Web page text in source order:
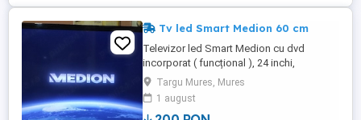
Tv led Smart Medion 60 cm
Televizor led Smart Medion cu dvd
incorporat ( funcțional ), 24 inchi,
diagonala display 60 cm în stare perfectă
de funcționare fără urme de uzură
telecomandă originală Țară proveniență
Targu Mures, Mures
1 august